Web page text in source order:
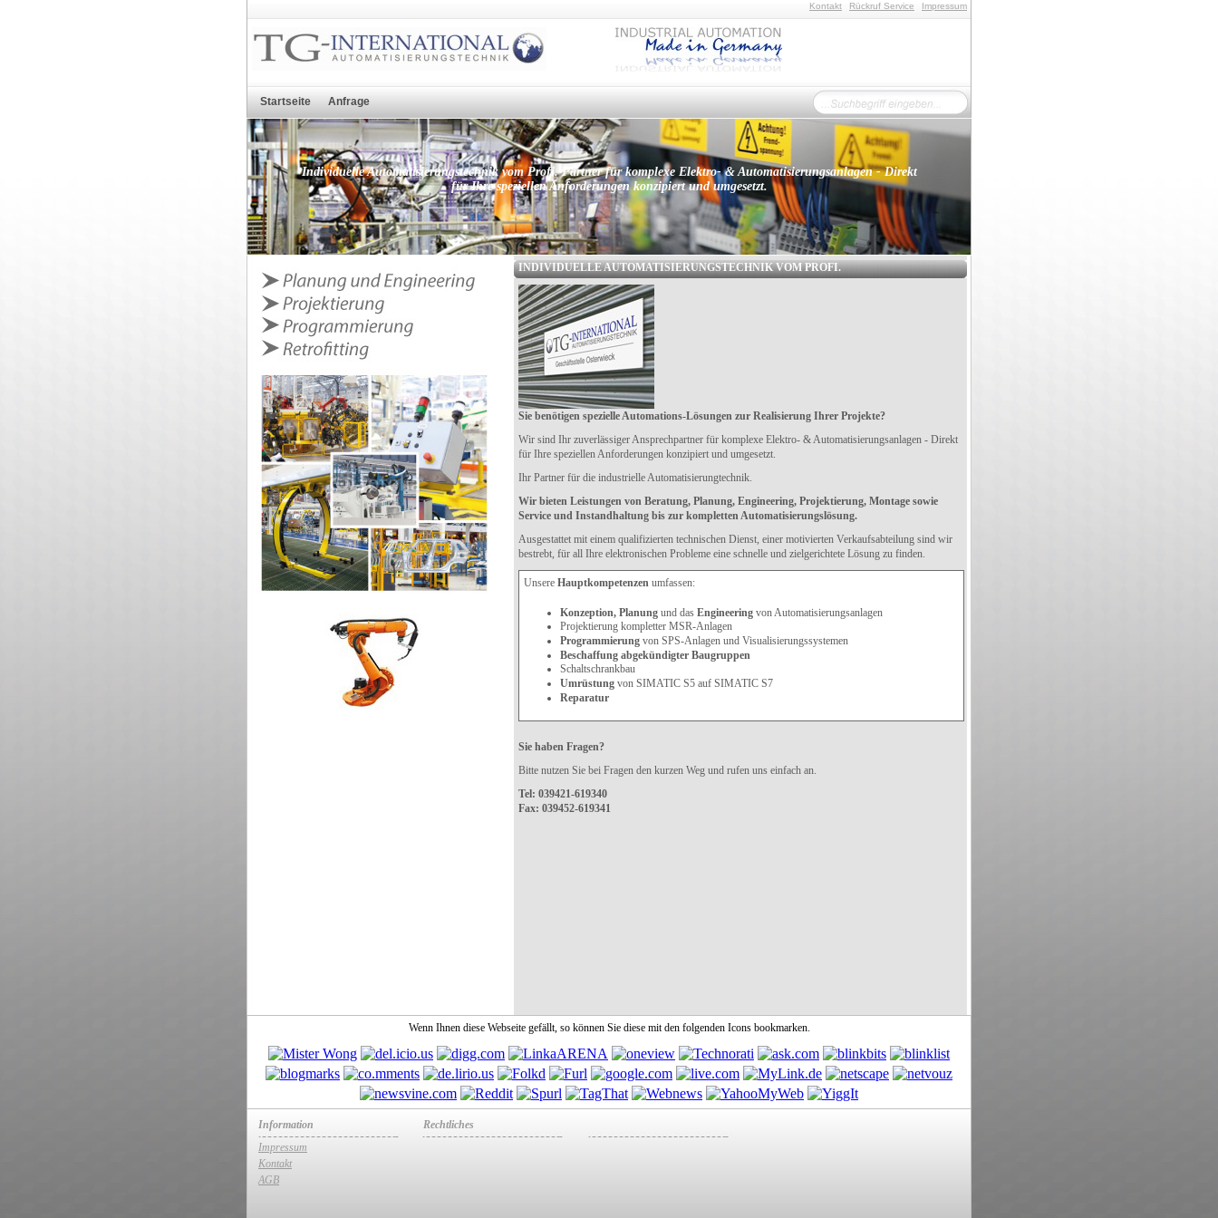
INDIVIDUELLE AUTOMATISIERUNGSTECHNIK VOM PROFI.
Individuelle Automatisierungstechnik vom Profi. Partner für komplexe Elektro- & Automatisierungsanlagen - Direkt
für Ihre speziellen Anforderungen konzipiert und umgesetzt.
Kontakt Rückruf Service Impressum
Startseite Anfrage
Sie benötigen spezielle Automations-Lösungen zur Realisierung Ihrer Projekte?
Wir sind Ihr zuverlässiger Ansprechpartner für komplexe Elektro- & Automatisierungsanlagen - Direkt
für Ihre speziellen Anforderungen konzipiert und umgesetzt.
Ihr Partner für die industrielle Automatisierungtechnik.
Wir bieten Leistungen von Beratung, Planung, Engineering, Projektierung, Montage sowie
Service und Instandhaltung bis zur kompletten Automatisierungslösung.
Ausgestattet mit einem qualifizierten technischen Dienst, einer motivierten Verkaufsabteilung sind wir
bestrebt, für all Ihre elektronischen Probleme eine schnelle und zielgerichtete Lösung zu finden.
Unsere Hauptkompetenzen umfassen:
Konzeption, Planung und das Engineering von Automatisierungsanlagen
Projektierung kompletter MSR-Anlagen
Programmierung von SPS-Anlagen und Visualisierungssystemen
Beschaffung abgekündigter Baugruppen
Schaltschrankbau
Umrüstung von SIMATIC S5 auf SIMATIC S7
Reparatur
Sie haben Fragen?
Bitte nutzen Sie bei Fragen den kurzen Weg und rufen uns einfach an.
Tel: 039421-619340
Fax: 039452-619341
Wenn Ihnen diese Webseite gefällt, so können Sie diese mit den folgenden Icons bookmarken.
Information
Impressum
Kontakt
AGB
Rechtliches